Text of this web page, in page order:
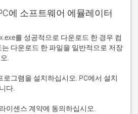
에 소프트웨어 에뮬레이터
를 성공적으로 다운로드 한 경우 컴
다운로드 한 파일을 일반적으로 저장